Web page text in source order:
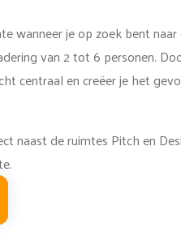
wanneer je op zoek bent
van 2 tot 6 personen.
centraal en creëer je het
naast de ruimtes Pitch en